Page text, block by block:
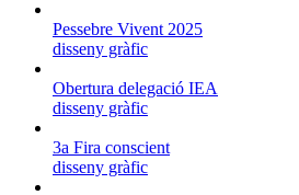
Pessebre Vivent 2025
disseny gràfic
Obertura delegació IEA
disseny gràfic
3a Fira conscient
disseny gràfic